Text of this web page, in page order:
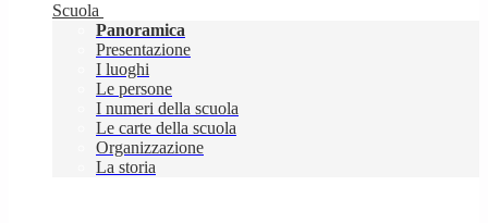
Scuola
Panoramica
Presentazione
I luoghi
Le persone
I numeri della scuola
Le carte della scuola
Organizzazione
La storia